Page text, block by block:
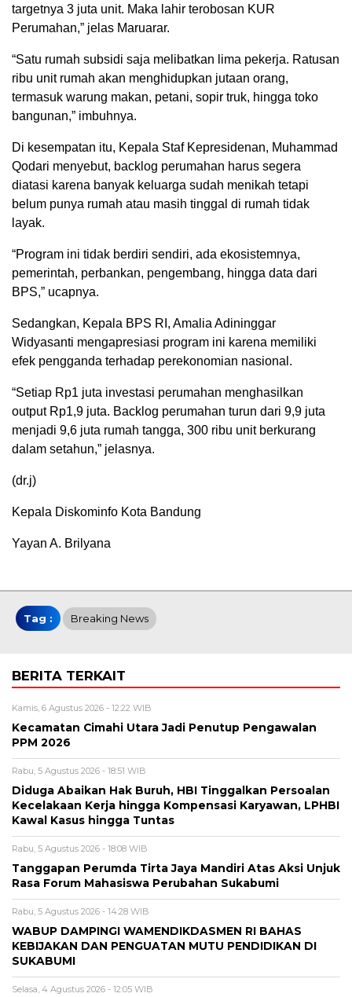
targetnya 3 juta unit. Maka lahir terobosan KUR
Perumahan,” jelas Maruarar.
“Satu rumah subsidi saja melibatkan lima pekerja. Ratusan
ribu unit rumah akan menghidupkan jutaan orang,
termasuk warung makan, petani, sopir truk, hingga toko
bangunan,” imbuhnya.
Di kesempatan itu, Kepala Staf Kepresidenan, Muhammad
Qodari menyebut, backlog perumahan harus segera
diatasi karena banyak keluarga sudah menikah tetapi
belum punya rumah atau masih tinggal di rumah tidak
layak.
“Program ini tidak berdiri sendiri, ada ekosistemnya,
pemerintah, perbankan, pengembang, hingga data dari
BPS,” ucapnya.
Sedangkan, Kepala BPS RI, Amalia Adininggar
Widyasanti mengapresiasi program ini karena memiliki
efek pengganda terhadap perekonomian nasional.
“Setiap Rp1 juta investasi perumahan menghasilkan
output Rp1,9 juta. Backlog perumahan turun dari 9,9 juta
menjadi 9,6 juta rumah tangga, 300 ribu unit berkurang
dalam setahun,” jelasnya.
(dr.j)
Kepala Diskominfo Kota Bandung
Yayan A. Brilyana
Tag : Breaking News
BERITA TERKAIT
Kamis, 6 Agustus 2026 - 12:22 WIB
Kecamatan Cimahi Utara Jadi Penutup Pengawalan
PPM 2026
Rabu, 5 Agustus 2026 - 18:51 WIB
Diduga Abaikan Hak Buruh, HBI Tinggalkan Persoalan
Kecelakaan Kerja hingga Kompensasi Karyawan, LPHBI
Kawal Kasus hingga Tuntas
Rabu, 5 Agustus 2026 - 18:08 WIB
Tanggapan Perumda Tirta Jaya Mandiri Atas Aksi Unjuk
Rasa Forum Mahasiswa Perubahan Sukabumi
Rabu, 5 Agustus 2026 - 14:28 WIB
WABUP DAMPINGI WAMENDIKDASMEN RI BAHAS
KEBIJAKAN DAN PENGUATAN MUTU PENDIDIKAN DI
SUKABUMI
Selasa, 4 Agustus 2026 - 12:05 WIB